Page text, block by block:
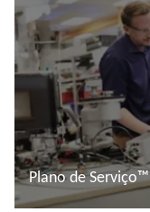
Plano de Serviço™